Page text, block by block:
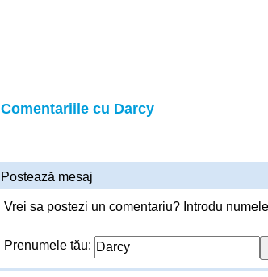
Comentariile cu Darcy
Postează mesaj
Vrei sa postezi un comentariu? Introdu
Prenumele tău: